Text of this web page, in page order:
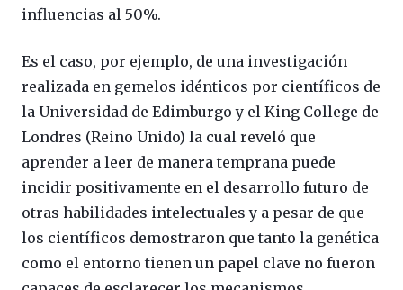
influencias al 50%.
Es el caso, por ejemplo, de una investigación
realizada en gemelos idénticos por científicos de
la Universidad de Edimburgo y el King College de
Londres (Reino Unido) la cual reveló que
aprender a leer de manera temprana puede
incidir positivamente en el desarrollo futuro de
otras habilidades intelectuales y a pesar de que
los científicos demostraron que tanto la genética
como el entorno tienen un papel clave no fueron